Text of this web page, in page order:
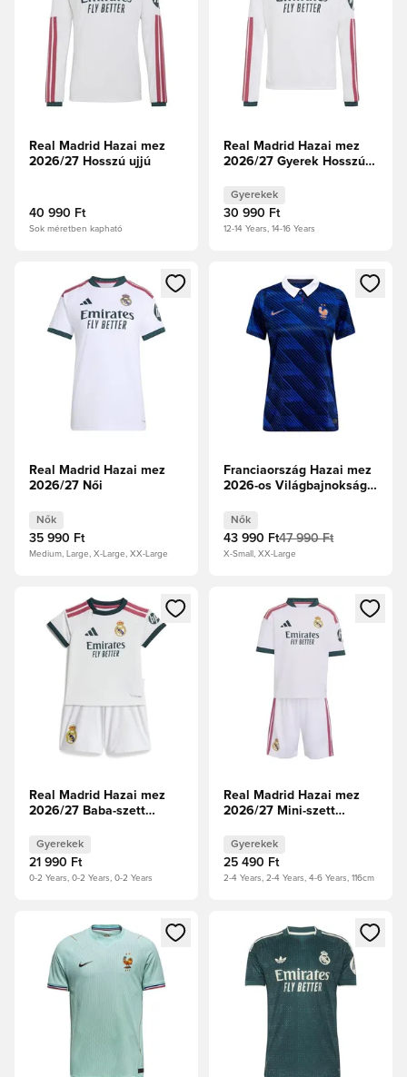
Real Madrid Hazai mez
2026/27 Hosszú ujjú
40 990 Ft
Sok méretben kapható
Real Madrid Hazai mez
2026/27 Gyerek Hosszú
Gyerekek
30 990 Ft
12-14 Years, 14-16 Years
Megnyit egy modált a bejelentkezéshez vagy a tagként
Real Madrid Hazai mez
2026/27 Női
Nők
35 990 Ft
Medium, Large, X-Large, XX-Large
Megnyit egy modált a
Franciaország Hazai mez
2026-os Világbajnokság
Nők
43 990 Ft47 990 Ft
X-Small, XX-Large
Megnyit egy modált a bejelentkezéshez vagy a tagként
Real Madrid Hazai mez
2026/27 Baba-szett
Gyerekek
21 990 Ft
0-2 Years, 0-2 Years, 0-2 Years
Megnyit egy modált a
Real Madrid Hazai mez
2026/27 Mini-szett
Gyerekek
25 490 Ft
2-4 Years, 2-4 Years, 4-6 Years, 116cm
Megnyit egy modált a bejelentkezéshez vagy a tagként
Megnyit egy modált a